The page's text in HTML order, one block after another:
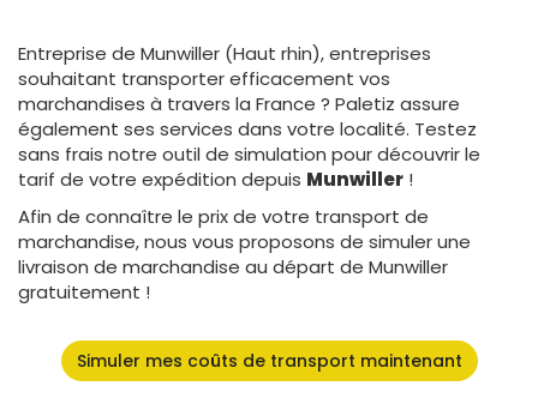
Entreprise de Munwiller (Haut rhin), entreprises
souhaitant transporter efficacement vos
marchandises à travers la France ? Paletiz assure
également ses services dans votre localité. Testez
sans frais notre outil de simulation pour découvrir le
tarif de votre expédition depuis Munwiller !
Afin de connaître le prix de votre transport de
marchandise, nous vous proposons de simuler une
livraison de marchandise au départ de Munwiller
gratuitement !
Simuler mes coûts de transport maintenant